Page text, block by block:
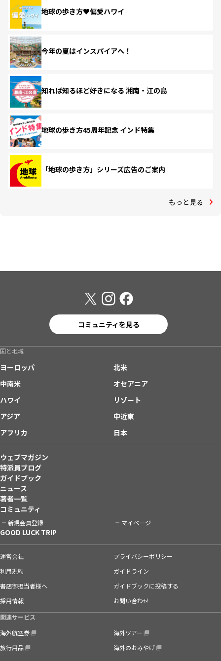
地球の歩き方♥偏愛ハワイ
今年の夏はインスパイアへ！
知れば知るほど好きになる 湘南・江の島
地球の歩き方45周年記念 インド特集
「地球の歩き方」シリーズ広告のご案内
もっと見る
コミュニティを見る
国と地域
ヨーロッパ
北米
中南米
オセアニア
ハワイ
リゾート
アジア
中近東
アフリカ
日本
ウェブマガジン
特派員ブログ
ガイドブック
ニュース
著者一覧
コミュニティ
新規会員登録 マイページ
GOOD LUCK TRIP
運営会社
プライバシーポリシー
利用規約
ガイドライン
書店御担当者様へ
ガイドブックに投稿する
採用情報
お問い合わせ
関連サービス
海外航空券
海外ツアー
旅行用品
海外のおみやげ